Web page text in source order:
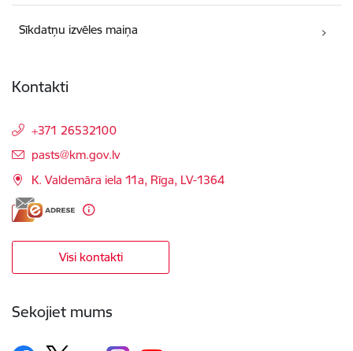
Sīkdatņu izvēles maiņa
Kontakti
+371 26532100
E-pasts:
pasts@km.gov.lv
K. Valdemāra iela 11a, Rīga, LV-1364
Visi kontakti
Sekojiet mums